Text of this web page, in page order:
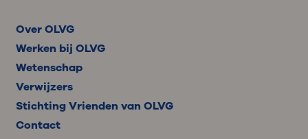
Over OLVG
Werken bij OLVG
Wetenschap
Verwijzers
Stichting Vrienden van OLVG
Contact